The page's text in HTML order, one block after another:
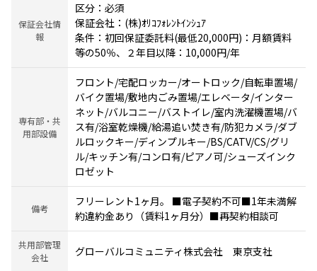
保証会社情
報
区分：必須
保証会社：(株)ｵﾘｺﾌｫﾚﾝﾄｲﾝｼｭｱ
条件：初回保証委託料(最低20,000円)：月額賃料
等の50％、２年目以降：10,000円/年
専有部・共
用部設備
フロント/宅配ロッカー/オートロック/自転車置場/
バイク置場/敷地内ごみ置場/エレベータ/インター
ネット/バルコニー/バストイレ/室内洗濯機置場/バ
ス有/浴室乾燥機/給湯追い焚き有/防犯カメラ/ダブ
ルロックキー/ディンプルキー/BS/CATV/CS/グリ
ル/キッチン有/コンロ有/ピアノ可/シューズインク
ロゼット
備考
フリーレント1ヶ月。 ■電子契約不可■1年未満解
約違約金あり（賃料1ヶ月分）■再契約相談可
共用部管理
会社
グローバルコミュニティ株式会社 東京支社